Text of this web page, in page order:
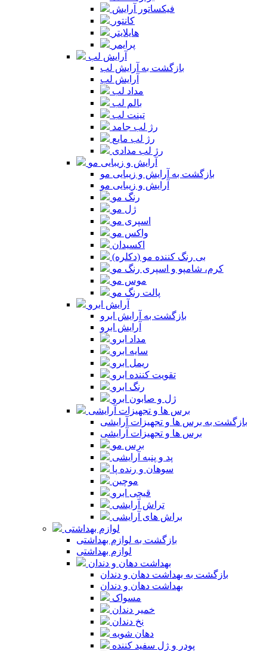
فیکساتور آرایش
کانتور
هایلایتر
پرایمر
آرایش لب
بازگشت به آرایش لب
آرایش لب
مداد لب
بالم لب
تینت لب
رژ لب جامد
رژ لب مایع
رژ لب مدادی
آرایش و زیبایی مو
بازگشت به آرایش و زیبایی مو
آرایش و زیبایی مو
رنگ مو
ژل مو
اسپری مو
واکس مو
اکسیدان
بی رنگ کننده مو (دکلره)
کرم، شامپو و اسپری رنگ مو
موس مو
پالت رنگ مو
آرایش ابرو
بازگشت به آرایش ابرو
آرایش ابرو
مداد ابرو
سایه ابرو
ریمل ابرو
تقویت کننده ابرو
رنگ ابرو
ژل و صابون ابرو
برس ها و تجهیزات آرایشی
بازگشت به برس ها و تجهیزات آرایشی
برس ها و تجهیزات آرایشی
برس مو
پد و پنبه آرایشی
سوهان و رنده پا
موچین
قیچی ابرو
تراش آرایشی
براش های آرایشی
لوازم بهداشتی
بازگشت به لوازم بهداشتی
لوازم بهداشتی
بهداشت دهان و دندان
بازگشت به بهداشت دهان و دندان
بهداشت دهان و دندان
مسواک
خمیر دندان
نخ دندان
دهان شویه
پودر و ژل سفید کننده